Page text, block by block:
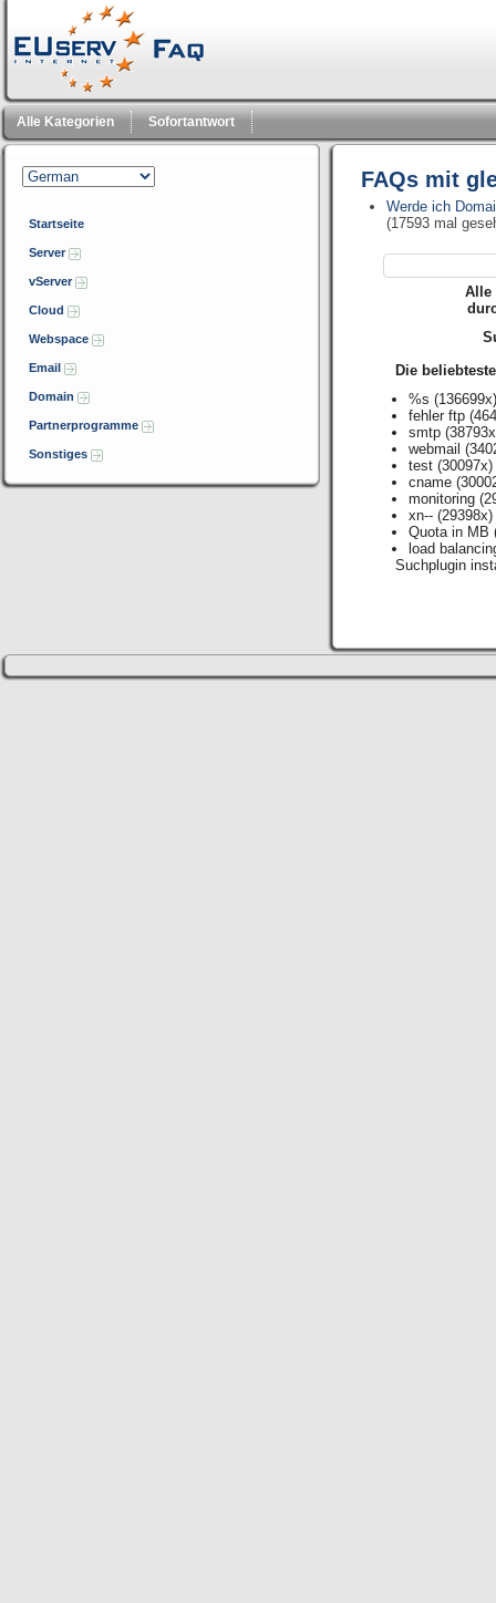
Alle Kategorien Sofortantwort
Startseite
Server
vServer
Cloud
Webspace
Email
Domain
Partnerprogramme
Sonstiges
FAQs mit
Werde ich
(17593 mal
Alle
Die
%s
fehler ftp
smtp
webmail
test (30097x)
cname
monitoring
xn-- (29398x)
Quota in MB
load
Suchplugin